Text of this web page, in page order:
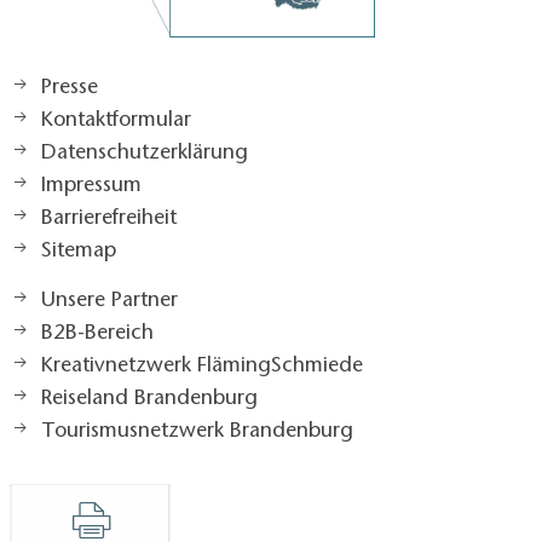
Sitzhöhe des WC-Beckens (Oberkante WC-Brille): 46
Zugang zu Tagungs- und Veranstaltungsräumen
Durchgangsbreite der Eingangstür: 90 cm
Erhebung der Daten
geprüfte Daten
Datum der Datenerhebung: 06.11.2018
Erheber (Institution): TMB Tourismus-Marketing
Brandenburg GmbH
Presse
Kontaktformular
Datenschutzerklärung
Impressum
Barrierefreiheit
Sitemap
Unsere Partner
B2B-Bereich
Kreativnetzwerk FlämingSchmiede
Reiseland Brandenburg
Tourismusnetzwerk Brandenburg